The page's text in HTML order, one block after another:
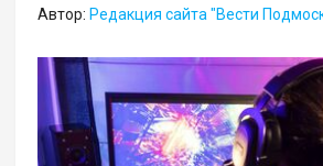
Автор: Редакция сайта "Вести